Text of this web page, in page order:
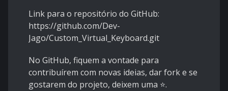
Link para o repositório do GitHub:
https://github.com/Dev-
Jago/Custom_Virtual_Keyboard.git
No GitHub, fiquem a vontade para
contribuírem com novas ideias, dar fork e se
gostarem do projeto, deixem uma ⭐.